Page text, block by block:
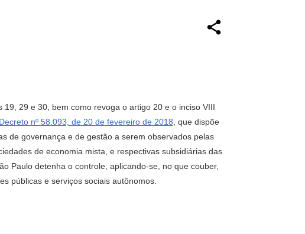
19, 29 e 30, bem como revoga o artigo 20 e o inciso VIII
Decreto nº 58.093, de 20 de fevereiro de 2018 , que dispõe
de governança e de gestão a serem observados pelas
de economia mista, e respectivas subsidiárias das
Paulo detenha o controle, aplicando-se, no que couber,
públicas e serviços sociais autônomos.